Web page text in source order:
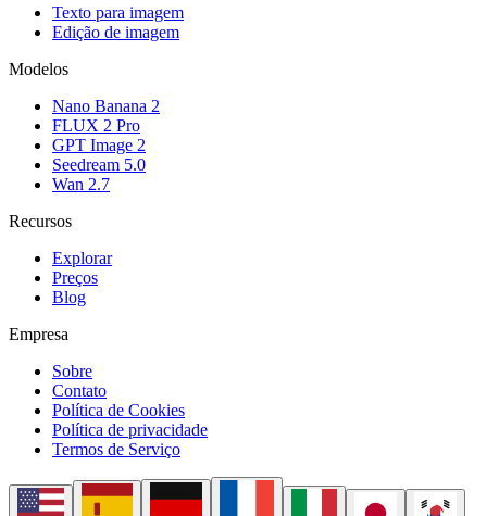
Texto para imagem
Edição de imagem
Modelos
Nano Banana 2
FLUX 2 Pro
GPT Image 2
Seedream 5.0
Wan 2.7
Recursos
Explorar
Preços
Blog
Empresa
Sobre
Contato
Política de Cookies
Política de privacidade
Termos de Serviço